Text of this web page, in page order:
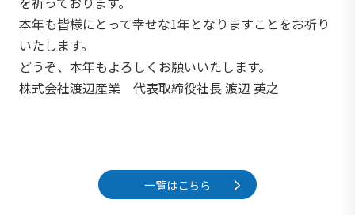
本年も皆様にとって幸せな1年となりますことをお祈り
いたします。
どうぞ、本年もよろしくお願いいたします。
株式会社渡辺産業 代表取締役社長 渡辺 英之
一覧はこちら